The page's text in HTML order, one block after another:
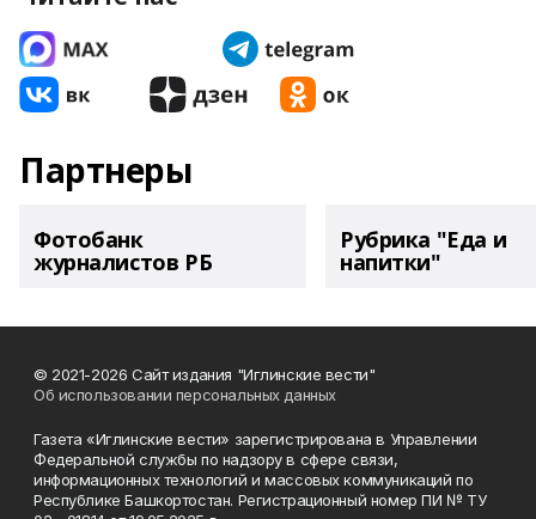
Партнеры
Фотобанк
журналистов РБ
Рубрика "Еда и
напитки"
© 2021-2026 Сайт издания "Иглинские вести"
Об использовании персональных данных
Газета «Иглинские вести» зарегистрирована в Управлении
Федеральной службы по надзору в сфере связи,
информационных технологий и массовых коммуникаций по
Республике Башкортостан. Регистрационный номер ПИ № ТУ